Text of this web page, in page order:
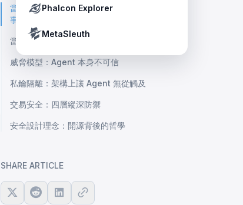
USDT Freeze Checker
Tether’s blacklist in real time.
Handbook
Crypto Payment Compliance Handbook
Phalcon Explorer
MetaSleuth
當前 Agent 有多危險：OpenClaw
事件
當前 AI Agent 架構的根本缺陷
威脅模型：Agent 本身不可信
私鑰隔離：架構上讓 Agent 無從觸及
交易安全：四層縱深防禦
安全設計理念：開源背後的哲學
SHARE ARTICLE